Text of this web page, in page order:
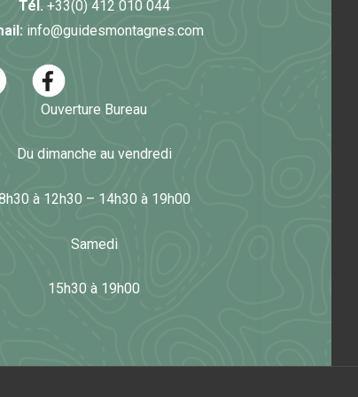
Tél. +33(0) 412 010 044
info@guidesmontagnes.com
Ouverture Bureau
Du dimanche au vendredi
à 12h30 – 14h30 à 19h00
Samedi
15h30 à 19h00